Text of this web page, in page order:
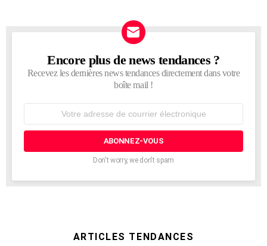
NEWSLETTER
Encore plus de news tendances ?
Recevez les dernières news tendances directement dans votre
boîte mail !
courrier
Don't worry, we don't spam
ARTICLES TENDANCES